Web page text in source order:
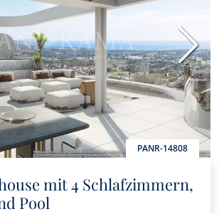
PANR-14808
mit 4 Schlafzimmern,
Pool